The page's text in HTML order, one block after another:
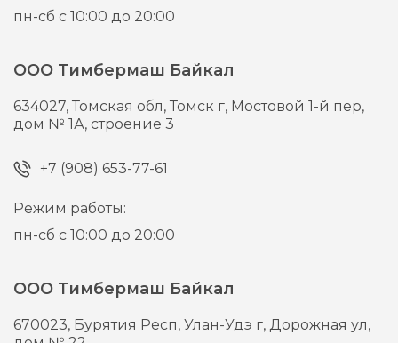
пн-сб с 10:00 до 20:00
ООО Тимбермаш Байкал
634027,Томская обл, Томск г, Мостовой 1-й пер,
дом № 1А, строение 3
+7 (908) 653-77-61
Режим работы:
пн-сб с 10:00 до 20:00
ООО Тимбермаш Байкал
670023, Бурятия Респ, Улан-Удэ г,Дорожная ул,